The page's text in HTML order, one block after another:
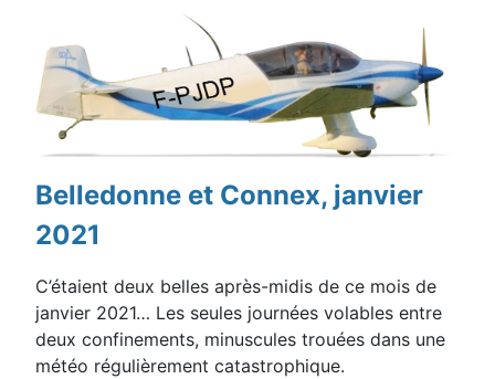
Belledonne et Connex, janvier
2021
C’étaient deux belles après-midis de ce mois de
janvier 2021… Les seules journées volables entre
deux confinements, minuscules trouées dans une
météo régulièrement catastrophique.